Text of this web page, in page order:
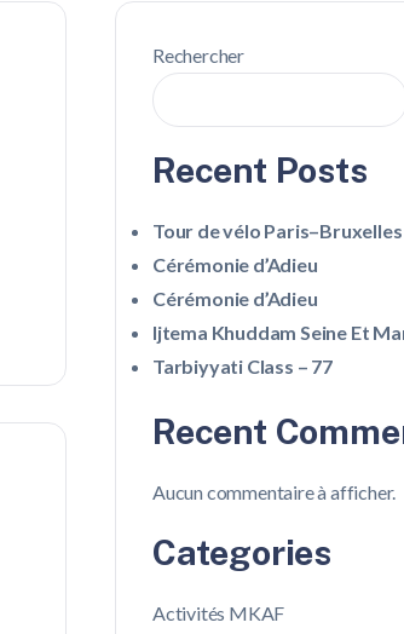
Rechercher
Recent Posts
Tour de vélo Paris–Bruxelles
Cérémonie d’Adieu
Cérémonie d’Adieu
Ijtema Khuddam Seine Et
Tarbiyyati Class – 77
Recent
Aucun commentaire à afficher.
Categories
Activités MKAF